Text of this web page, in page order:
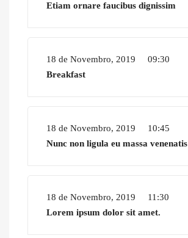
Etiam ornare faucibus dignissim
18 de Novembro, 2019
09:30
Breakfast
18 de Novembro, 2019
10:45
Nunc non ligula eu massa venenatis
18 de Novembro, 2019
11:30
Lorem ipsum dolor sit amet.